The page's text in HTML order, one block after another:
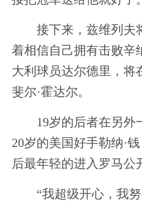
接下来，兹维列夫
着相信自己拥有击败辛
大利球员达尔德里，将
斐尔·霍达尔。
19岁的后者在另外
20岁的美国好手勒纳·
后最年轻的进入罗马公
“我超级开心，我